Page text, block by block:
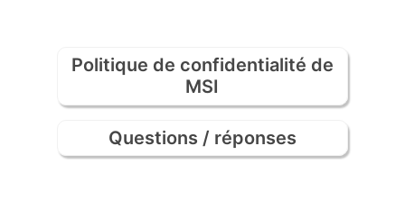
Politique de confidentialité de
MSI
Questions / réponses